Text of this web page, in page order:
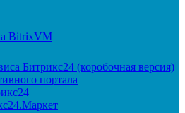
BitrixVM
Битрикс24 (коробочная версия)
портала